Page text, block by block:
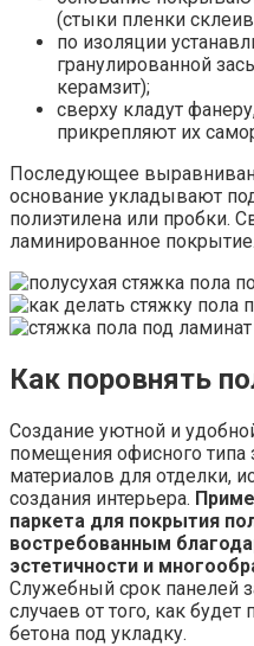
(стыки пленки
по изоляции
гранулированной
керамзит);
сверху кладут
прикрепляют их
Последующее
основание укладывают
полиэтилена или пробки.
ламинированное покрытие.
Как поровнять
Создание уютной и
помещения офисного типа
материалов для отделки,
создания интерьера.
паркета для покрытия
востребованным
эстетичности и
Служебный срок панелей
случаев от того, как
бетона под укладку.